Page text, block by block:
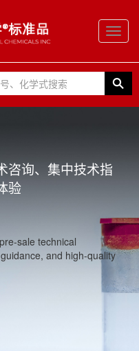
咨询、集中技术指
验
sale technical
and high-quality